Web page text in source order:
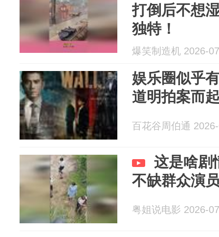
打倒后不想
独特！
爆笑制造机 2026-
娱乐圈似乎
道明拍案而
百花谷周伯通
这是啥剧
不缺群众演
粤姐说电影 2026-